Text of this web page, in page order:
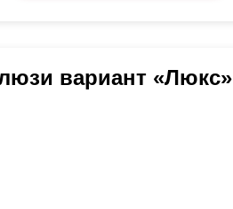
вариант «Люкс»